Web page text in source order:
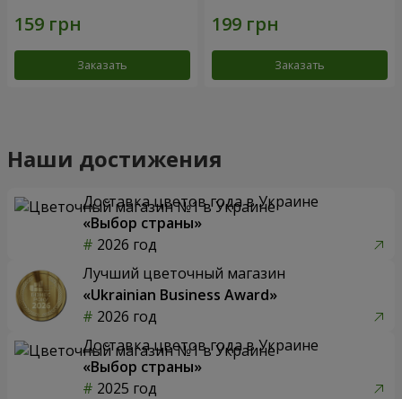
Заказать Заказать
Наши достижения
Доставка цветов года в Украине
«Выбор страны»
2026 год
Лучший цветочный магазин
«Ukrainian Business Award»
2026 год
Доставка цветов года в Украине
«Выбор страны»
2025 год